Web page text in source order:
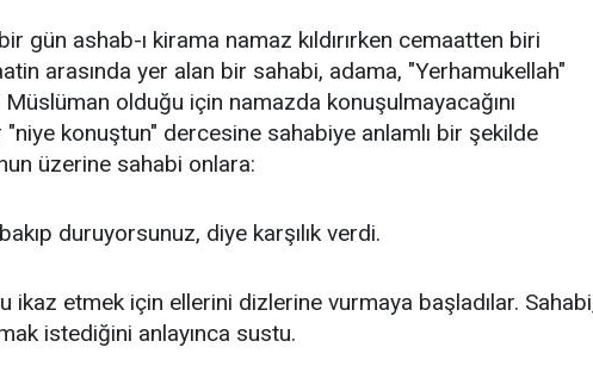
gün ashab-ı kirama namaz kıldırırken cemaatten biri
arasında yer alan bir sahabi, adama, "Yerhamukellah"
olduğu için namazda konuşulmayacağını
"niye konuştun" dercesine sahabiye anlamlı bir şekilde
üzerine sahabi onlara:
duruyorsunuz, diye karşılık verdi.
ikaz etmek için ellerini dizlerine vurmaya başladılar.
istediğini anlayınca sustu.